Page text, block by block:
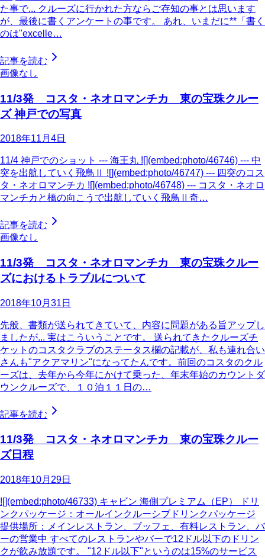
た事で... クルーズに行かれた方ならご存知の事とは思います
が、最後に書くアンケートの事です。 あれ、いまだに**「書く
のは"excelle…
記事を読む
画像なし
11/3発 コスタ・ネオロマンチカ 東の宝珠クルー
ズ 神戸での写真
2018年11月4日
11/4 神戸でのショット --- 海王丸 ![](embed:photo/46746) --- 中
突を出航していく飛鳥Ⅱ ![](embed:photo/46747) --- 四突のコス
タ・ネオロマンチカ ![](embed:photo/46748) --- コスタ・ネオロ
マンチカと橋の向こうで出航していく飛鳥Ⅱ奇…
記事を読む
画像なし
11/3発 コスタ・ネオロマンチカ 東の宝珠クルー
ズにおけるトラブルについて
2018年10月31日
先般、書類が送られてきていて、内容に問題がある旨アップし
ましたが... 実はこういうことです。 送られてきたクルーズチ
ケットのコスタクラブのステータス欄の記載が、私も連れ合い
さんも"アクアマリン"になってたんです。前回のコスタのクル
ーズは、去年から今年にかけて乗った、年末年始のカウントダ
ウンクルーズで、１０泊１１日の…
記事を読む
11/3発 コスタ・ネオロマンチカ 東の宝珠クルー
ズ日程
2018年10月29日
![](embed:photo/46733) キャビン 海側プレミアム（EP） ドリ
ンクパッケージ：オールインクルーシブドリンクパッケージ
提供場所：メインレストラン、ブッフェ、有料レストラン、バ
ーの営業中 すべてのレストランやバーで12ドル以下のドリン
クが飲み放題です。 "12ドル以下"というのは15%のサービス